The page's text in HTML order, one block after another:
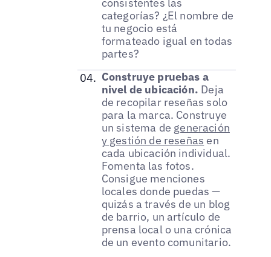
categorías? ¿El nombre de
tu negocio está
formateado igual en todas
partes?
Construye pruebas a
nivel de ubicación. Deja
de recopilar reseñas solo
para la marca. Construye
un sistema de generación
y gestión de reseñas en
cada ubicación individual.
Fomenta las fotos.
Consigue menciones
locales donde puedas —
quizás a través de un blog
de barrio, un artículo de
prensa local o una crónica
de un evento comunitario.